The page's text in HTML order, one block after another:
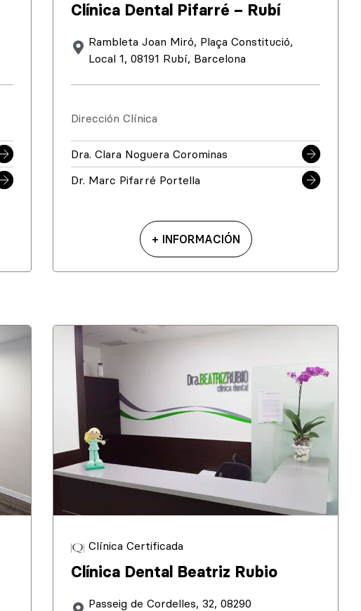
Clínica Dental Pifarré – Rubí
Rambleta Joan Miró, Plaça Constitució,
Local 1, 08191 Rubí, Barcelona
Dirección Clínica
Dra. Clara Noguera Corominas
Dr. Marc Pifarré Portella
+ INFORMACIÓN
Clínica Certificada
Clínica Dental Beatriz Rubio
Passeig de Cordelles, 32, 08290